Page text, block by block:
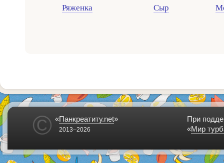
Ряженка Сыр
© «Панкреатиту.net»
2013–2026
При
«Мир